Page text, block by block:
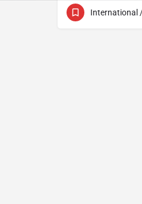
International